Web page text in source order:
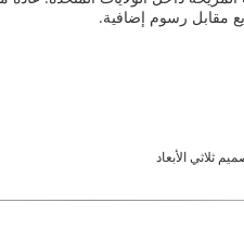
ثلاثي الأبعاد